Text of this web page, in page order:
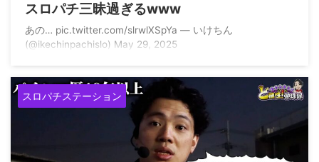
スロパチ三昧過ぎるwww
あの… pic.twitter.com/slrwlXSpYa — いけちん
(@ikechinpachislo) May 29, 2025
スロパチステーション